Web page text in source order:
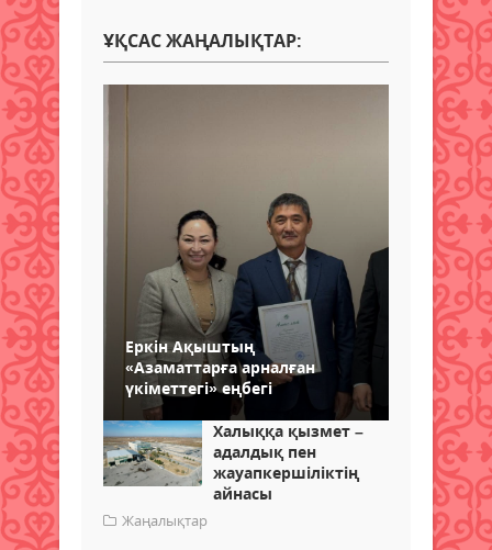
ҰҚСАС ЖАҢАЛЫҚТАР:
Еркін Ақыштың
«Азаматтарға арналған
үкіметтегі» еңбегі
Халыққа қызмет –
адалдық пен
жауапкершіліктің
айнасы
Жаңалықтар